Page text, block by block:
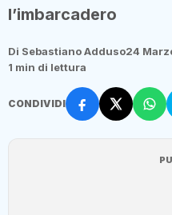
l’imbarcadero
Di Sebastiano Adduso24
1 min di lettura
CONDIVIDI